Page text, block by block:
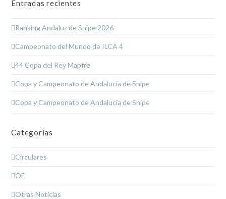
Entradas recientes
Ranking Andaluz de Snipe 2026
Campeonato del Mundo de ILCA 4
44 Copa del Rey Mapfre
Copa y Campeonato de Andalucía de Snipe
Copa y Campeonato de Andalucía de Snipe
Categorías
Circulares
OE
Otras Noticias